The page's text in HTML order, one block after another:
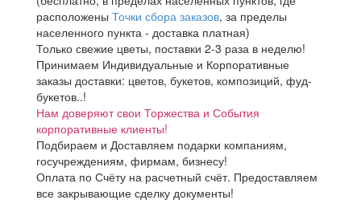
расположены Точки сбора заказов, за пределы
населенного пункта - доставка платная)
Только свежие цветы, поставки 2-3 раза в неделю!
Принимаем Индивидуальные и Корпоративные
заказы доставки: цветов, букетов, композиций, фуд-
букетов..!
Нам доверяют свои Торжества и События
корпоративные клиенты!
Подбираем и Доставляем подарки компаниям,
госучреждениям, фирмам, бизнесу!
Оплата по Счёту на расчетный счёт. Предоставляем
все закрывающие сделку документы!